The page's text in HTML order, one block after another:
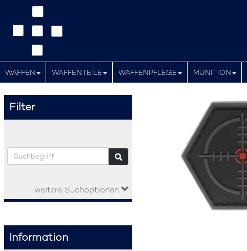
WAFFEN WAFFENTEILE WAFFENPFLEGE MUNITION
Filter
weitere Suchoptionen
Information